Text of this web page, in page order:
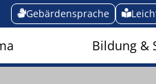
Gebärdensprache
Bildung &